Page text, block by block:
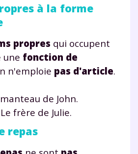
à la forme
propres qui occupent
une fonction de
n'emploie pas d'article.
de John.
Le frère de Julie.
repas